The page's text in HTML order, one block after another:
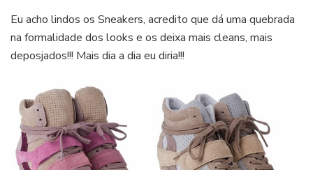
Eu acho lindos os Sneakers, acredito que dá uma quebrada
na formalidade dos looks e os deixa mais cleans, mais
deposjados!!! Mais dia a dia eu diria!!!